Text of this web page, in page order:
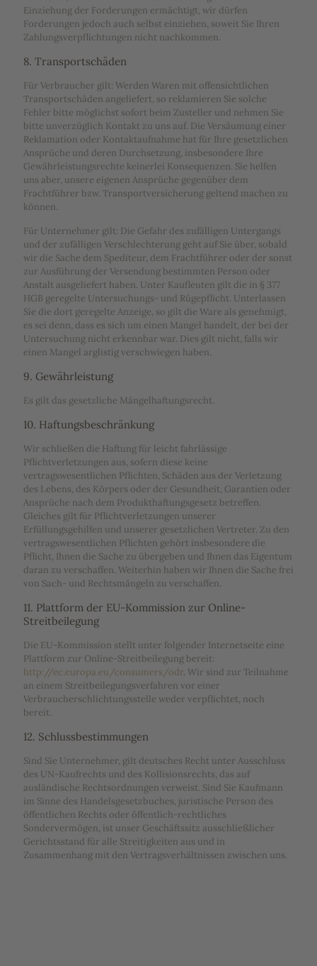
Einziehung der Forderungen ermächtigt, wir dürfen
Forderungen jedoch auch selbst einziehen, soweit Sie Ihren
Zahlungsverpflichtungen nicht nachkommen.
8. Transportschäden
Für Verbraucher gilt: Werden Waren mit offensichtlichen
Transportschäden angeliefert, so reklamieren Sie solche
Fehler bitte möglichst sofort beim Zusteller und nehmen Sie
bitte unverzüglich Kontakt zu uns auf. Die Versäumung einer
Reklamation oder Kontaktaufnahme hat für Ihre gesetzlichen
Ansprüche und deren Durchsetzung, insbesondere Ihre
Gewährleistungsrechte keinerlei Konsequenzen. Sie helfen
uns aber, unsere eigenen Ansprüche gegenüber dem
Frachtführer bzw. Transportversicherung geltend machen zu
können.
Für Unternehmer gilt: Die Gefahr des zufälligen Untergangs
und der zufälligen Verschlechterung geht auf Sie über, sobald
wir die Sache dem Spediteur, dem Frachtführer oder der sonst
zur Ausführung der Versendung bestimmten Person oder
Anstalt ausgeliefert haben. Unter Kaufleuten gilt die in § 377
HGB geregelte Untersuchungs- und Rügepflicht. Unterlassen
Sie die dort geregelte Anzeige, so gilt die Ware als genehmigt,
es sei denn, dass es sich um einen Mangel handelt, der bei der
Untersuchung nicht erkennbar war. Dies gilt nicht, falls wir
einen Mangel arglistig verschwiegen haben.
9. Gewährleistung
Es gilt das gesetzliche Mängelhaftungsrecht.
10. Haftungsbeschränkung
Wir schließen die Haftung für leicht fahrlässige
Pflichtverletzungen aus, sofern diese keine
vertragswesentlichen Pflichten, Schäden aus der Verletzung
des Lebens, des Körpers oder der Gesundheit, Garantien oder
Ansprüche nach dem Produkthaftungsgesetz betreffen.
Gleiches gilt für Pflichtverletzungen unserer
Erfüllungsgehilfen und unserer gesetzlichen Vertreter. Zu den
vertragswesentlichen Pflichten gehört insbesondere die
Pflicht, Ihnen die Sache zu übergeben und Ihnen das Eigentum
daran zu verschaffen. Weiterhin haben wir Ihnen die Sache frei
von Sach- und Rechtsmängeln zu verschaffen.
11. Plattform der EU-Kommission zur Online-
Streitbeilegung
Die EU-Kommission stellt unter folgender Internetseite eine
Plattform zur Online-Streitbeilegung bereit:
http://ec.europa.eu/consumers/odr. Wir sind zur Teilnahme
an einem Streitbeilegungsverfahren vor einer
Verbraucherschlichtungsstelle weder verpflichtet, noch
bereit.
12. Schlussbestimmungen
Sind Sie Unternehmer, gilt deutsches Recht unter Ausschluss
des UN-Kaufrechts und des Kollisionsrechts, das auf
ausländische Rechtsordnungen verweist. Sind Sie Kaufmann
im Sinne des Handelsgesetzbuches, juristische Person des
öffentlichen Rechts oder öffentlich-rechtliches
Sondervermögen, ist unser Geschäftssitz ausschließlicher
Gerichtsstand für alle Streitigkeiten aus und in
Zusammenhang mit den Vertragsverhältnissen zwischen uns.